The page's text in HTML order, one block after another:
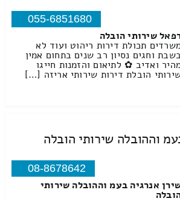
055-6851680
שירותי הובלה
תכולת דירות ריהוט ועוד לא
וחגים נסיון רב שנים בתחום אמין
ואדיב ✿ לתיאום והזמנות חייגו
הובלת דירות שירותי אריזה […]
וההובלה שירותי הובלה
08-8678642
אנרגיה בעמ וההובלה שירותי